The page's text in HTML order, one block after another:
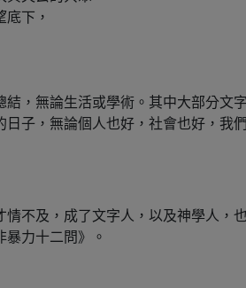
下，
結，無論生活或學術。其中大部分文
子，無論個人也好，社會也好，我
不及，成了文字人，以及神學人，
力十二問》。